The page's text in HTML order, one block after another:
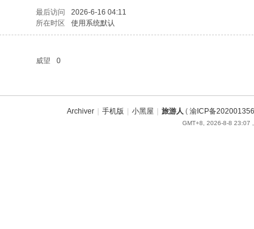
最后访问
2026-6-16 04:11
所在时区 使用系统默认
威望
0
Archiver 手机版 小黑屋 旅游人 ( 渝ICP备
GMT+8, 2026-8-8 23:07